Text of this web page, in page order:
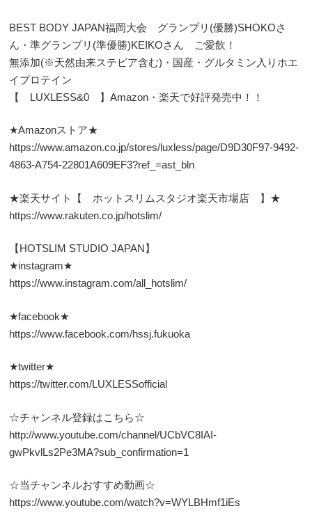
BEST BODY JAPAN福岡大会 グランプリ(優勝)SHOKOさ
ん・準グランプリ(準優勝)KEIKOさん ご愛飲！
無添加(※天然由来ステビア含む)・国産・グルタミン入りホエ
イプロテイン
【 LUXLESS&0 】Amazon・楽天で好評発売中！！
★Amazonストア★
https://www.amazon.co.jp/stores/luxless/page/D9D30F97-9492-
4863-A754-22801A609EF3?ref_=ast_bln
★楽天サイト【 ホットスリムスタジオ楽天市場店 】★
https://www.rakuten.co.jp/hotslim/
【HOTSLIM STUDIO JAPAN】
★instagram★
https://www.instagram.com/all_hotslim/
★facebook★
https://www.facebook.com/hssj.fukuoka
★twitter★
https://twitter.com/LUXLESSofficial
☆チャンネル登録はこちら☆
http://www.youtube.com/channel/UCbVC8IAI-
gwPkvlLs2Pe3MA?sub_confirmation=1
☆当チャンネルおすすめ動画☆
https://www.youtube.com/watch?v=WYLBHmf1iEs